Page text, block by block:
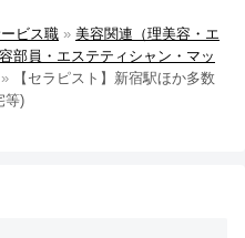
ビス職 » 美容関連（理美容・エ
部員・エステティシャン・マッ
»
【セラピスト】新宿駅ほか多数
等)